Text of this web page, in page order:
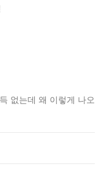
없는데 왜 이렇게 나오